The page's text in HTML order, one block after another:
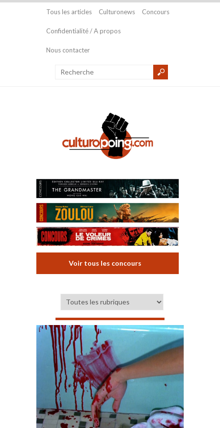
Tous les articles Culturonews Concours
Confidentialité / A propos
Nous contacter
Voir tous les concours